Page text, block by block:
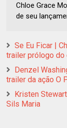
Chloe Grace
de seu
Se Eu Ficar |
trailer prólogo do
Denzel
trailer da ação O
Kristen
Sils Maria